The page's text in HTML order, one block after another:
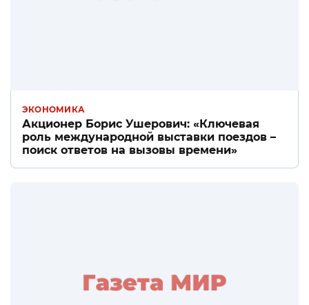
ЭКОНОМИКА
Акционер Борис Ушерович: «Ключевая
роль международной выставки поездов –
поиск ответов на вызовы времени»